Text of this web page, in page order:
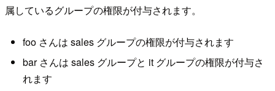
属しているグループの権限が付与されます。
foo さんは sales グループの権限が付与されます
bar さんは sales グループと it グループの権限が付与さ
れます